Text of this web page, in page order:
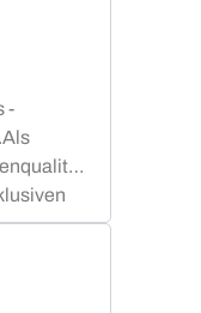
-
bis